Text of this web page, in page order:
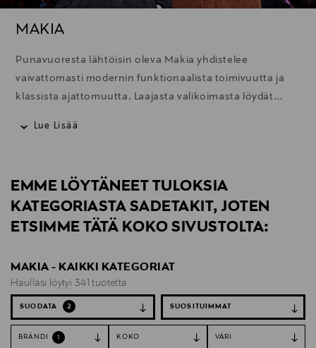
MAKIA
Punavuoresta lähtöisin oleva Makia yhdistelee
vaivattomasti modernin funktionaalista toimivuutta ja
klassista ajattomuutta. Laajasta valikoimasta löydät
Lue Lisää
EMME LÖYTÄNEET TULOKSIA
KATEGORIASTA SADETAKIT, JOTEN
ETSIMME TÄTÄ KOKO SIVUSTOLTA:
MAKIA - KAIKKI KATEGORIAT
Haullasi löytyi 341 tuotetta
SUODATA 2
BRÄNDI 1 KOKO VÄRI